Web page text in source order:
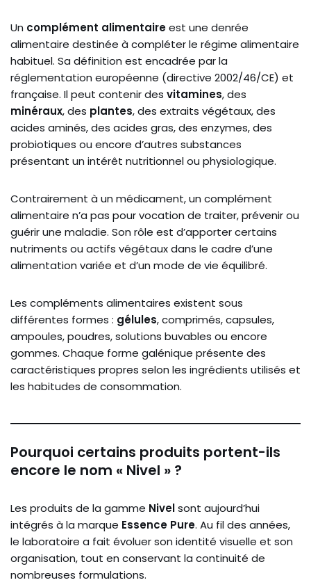
Un complément alimentaireest une denrée
alimentaire destinée à compléter le régime alimentaire
habituel. Sa définition est encadrée par la
réglementation européenne (directive 2002/46/CE) et
française. Il peut contenir des vitamines, des
minéraux, des plantes, des extraits végétaux, des
acides aminés, des acides gras, des enzymes, des
probiotiques ou encore d’autres substances
présentant un intérêt nutritionnel ou physiologique.
Contrairement à un médicament, un complément
alimentaire n’a pas pour vocation de traiter, prévenir ou
guérir une maladie. Son rôle est d’apporter certains
nutriments ou actifs végétaux dans le cadre d’une
alimentation variée et d’un mode de vie équilibré.
Les compléments alimentaires existent sous
différentes formes : gélules, comprimés, capsules,
ampoules, poudres, solutions buvables ou encore
gommes. Chaque forme galénique présente des
caractéristiques propres selon les ingrédients utilisés et
les habitudes de consommation.
Pourquoi certains produits portent-ils
encore le nom « Nivel » ?
Les produits de la gamme Nivelsont aujourd’hui
intégrés à la marque Essence Pure. Au fil des années,
le laboratoire a fait évoluer son identité visuelle et son
organisation, tout en conservant la continuité de
nombreuses formulations.